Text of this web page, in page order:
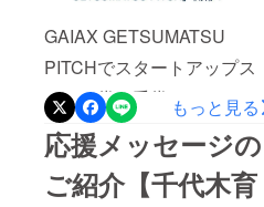
にはリターン別にご案内さ
せていただきます）今度と
も、KAMADOを宜しくお願
い致します。KAMADO 柿内
奈緒美
GAIAX GETSUMATSU
PITCHでスタートアップス
タジオ賞を受賞しました！
（写真の優勝者という意
味） これから展開したい事
業の可能性を認めて頂けた
もっと見る
応援メッセージの
ご紹介【千代木育